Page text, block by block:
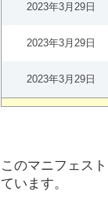
2023年3月29日
2023年3月29日
2023年3月29日
このマニフェスト
ています。